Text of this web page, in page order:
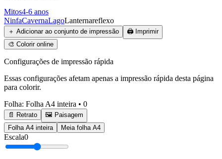
Mitos4-6 anos
NinfaCavernaLagoLanternareflexo
＋ Adicionar ao conjunto de impressão 🖨️ Imprimir
🎨 Colorir online
Configurações de impressão rápida
Essas configurações afetam apenas a impressão rápida desta página
para colorir.
Folha: Folha A4 inteira • 0
📄 Retrato
🖼️ Paisagem
Folha A4 inteira
Meia folha A4
Escala0